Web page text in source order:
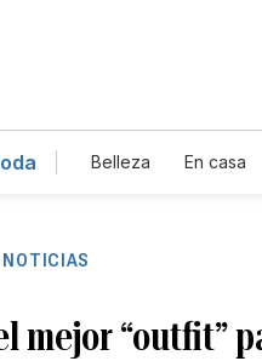
Belleza En casa
NOTICIAS
mejor “outfit”